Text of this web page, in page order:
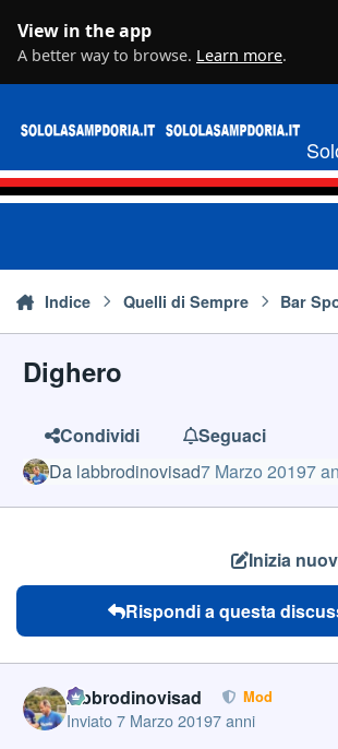
View in the app
A better way to browse. Learn more.
Indice Quelli di Sempre Bar
Dighero
Condividi
Seguaci
Da labbrodinovisad7 Marzo 20197
Inizia
Rispondi a questa
labbrodinovisad Mod
Inviato7 Marzo 20197 anni